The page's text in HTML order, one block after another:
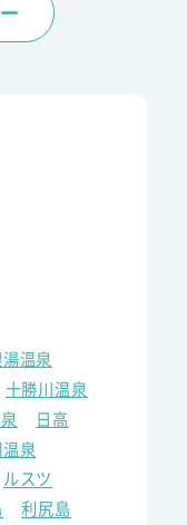
温泉
十勝川温泉
日高
泉
ルスツ
利尻島